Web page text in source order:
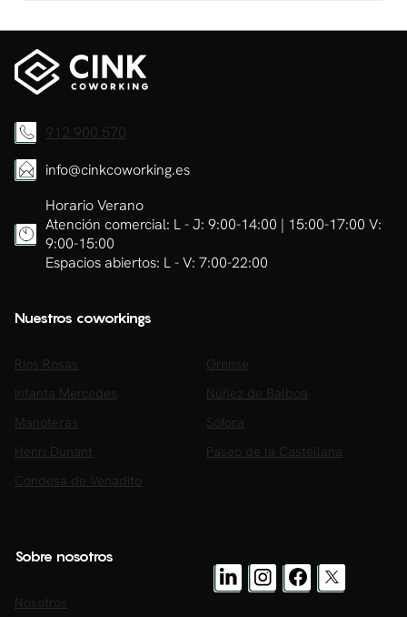
912 900 570
info@cinkcoworking.es
Horario Verano
Atención comercial: L - J: 9:00-14:00 | 15:00-17:00 V:
9:00-15:00
Espacios abiertos: L - V: 7:00-22:00
Nuestros coworkings
Ríos Rosas
Orense
Infanta Mercedes
Núñez de Balboa
Manoteras
Sófora
Henri Dunant
Paseo de la Castellana
Condesa de Venadito
Sobre nosotros
Nosotros